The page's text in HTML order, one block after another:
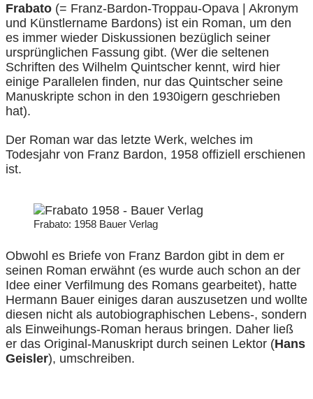
Frabato (= Franz-Bardon-Troppau-Opava | Akronym
und Künstlername Bardons) ist ein Roman, um den
es immer wieder Diskussionen bezüglich seiner
ursprünglichen Fassung gibt. (Wer die seltenen
Schriften des Wilhelm Quintscher kennt, wird hier
einige Parallelen finden, nur das Quintscher seine
Manuskripte schon in den 1930igern geschrieben
hat).
Der Roman war das letzte Werk, welches im
Todesjahr von Franz Bardon, 1958 offiziell erschienen
ist.
Frabato: 1958 Bauer Verlag
Obwohl es Briefe von Franz Bardon gibt in dem er
seinen Roman erwähnt (es wurde auch schon an der
Idee einer Verfilmung des Romans gearbeitet), hatte
Hermann Bauer einiges daran auszusetzen und wollte
diesen nicht als autobiographischen Lebens-, sondern
als Einweihungs-Roman heraus bringen. Daher ließ
er das Original-Manuskript durch seinen Lektor (Hans
Geisler), umschreiben.